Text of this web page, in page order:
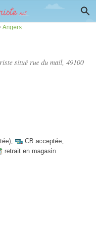
Angers
situé rue du mail, 49100
, CB acceptée,
retrait en magasin